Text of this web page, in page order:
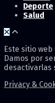
Deporte
Salud
Este sitio
Damos por
desactivarlas
Privacy &